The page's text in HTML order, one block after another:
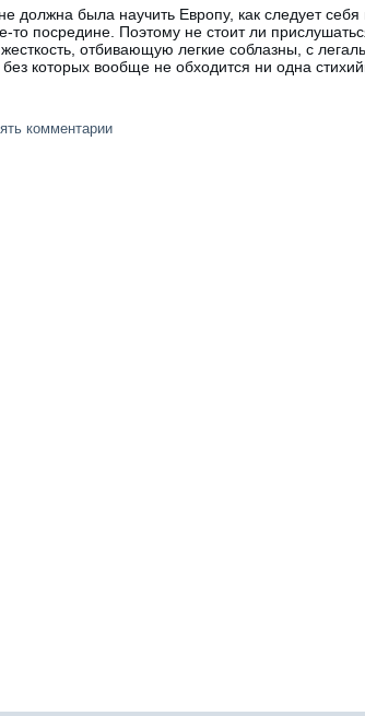
должна была научить Европу, как следует
то посредине. Поэтому не стоит ли
отбивающую легкие соблазны, с
которых вообще не обходится ни одна
комментарии